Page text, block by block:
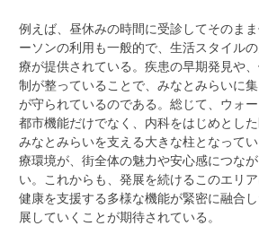
例えば、昼休みの時間に受診してそのま
ーソンの利用も一般的で、生活スタイル
療が提供されている。疾患の早期発見や
制が整っていることで、みなとみらいに
が守られているのである。総じて、ウォ
都市機能だけでなく、内科をはじめとした
みなとみらいを支える大きな柱となって
療環境が、街全体の魅力や安心感につな
い。これからも、発展を続けるこのエリ
健康を支援する多様な機能が緊密に融合
展していくことが期待されている。